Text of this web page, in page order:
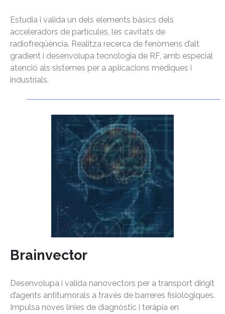
Estudia i valida un dels elements bàsics dels
acceleradors de partícules, les cavitats de
radiofreqüència. Realitza recerca de fenòmens d’alt
gradient i desenvolupa tecnologia de RF, amb especial
atenció als sistemes per a aplicacions mèdiques i
industrials.
Brainvector
Desenvolupa i valida nanovectors per a transport dirigit
d’agents antitumorals a través de barreres fisiològiques.
Impulsa noves línies de diagnòstic i teràpia en